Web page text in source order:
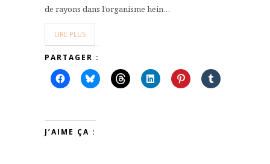
de rayons dans l’organisme hein…
LIRE PLUS
PARTAGER :
J’AIME ÇA :